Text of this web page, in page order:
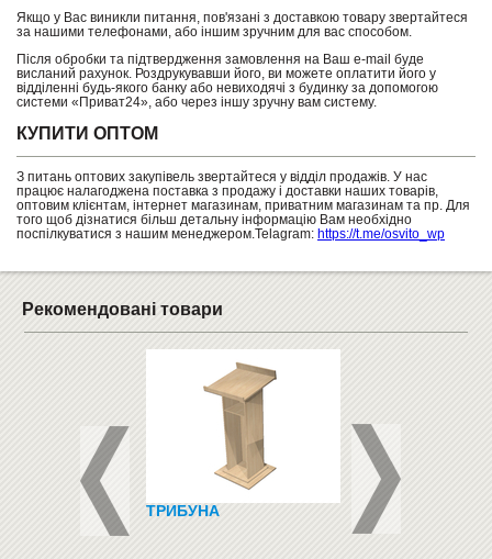
Якщо у Вас виникли питання, пов'язані з доставкою товару звертайтеся
за нашими телефонами, або іншим зручним для вас способом.
Після обробки та підтвердження замовлення на Ваш e-mail буде
висланий рахунок. Роздрукувавши його, ви можете оплатити його у
відділенні будь-якого банку або невиходячі з будинку за допомогою
системи «Приват24», або через іншу зручну вам систему.
КУПИТИ ОПТОМ
З питань оптових закупівель звертайтеся у відділ продажів. У нас
працює налагоджена поставка з продажу і доставки наших товарів,
оптовим клієнтам, інтернет магазинам, приватним магазинам та пр. Для
того щоб дізнатися більш детальну інформацію Вам необхідно
поспілкуватися з нашим менеджером.Telagram: https://t.me/osvito_wp
Рекомендовані товари
ТРИБУНА ШВЕДСЬКІ СТІНКИ